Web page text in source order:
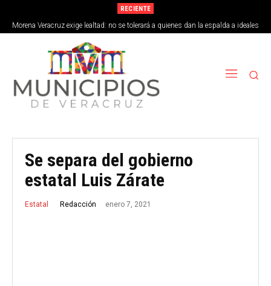
RECIENTE
Morena Veracruz exige lealtad: no se tolerará a quienes dan la espalda a ideales
de la 4T
Se separa del gobierno
estatal Luis Zárate
Estatal Redacción enero 7, 2021